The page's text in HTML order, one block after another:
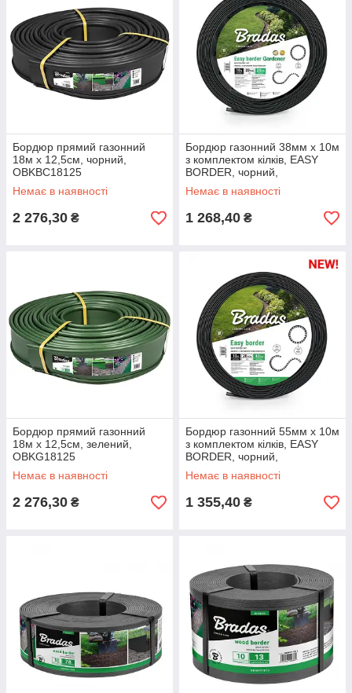
Бордюр прямий газонний
18м х 12,5см, чорний,
OBKBC18125
Немає в наявності
2 276,30 ₴
Бордюр газонний 38мм х 10м
з комплектом кілків, EASY
BORDER, чорний,
OBEB3810SET
Немає в наявності
1 268,40 ₴
Бордюр прямий газонний
18м х 12,5см, зелений,
OBKG18125
Немає в наявності
2 276,30 ₴
Бордюр газонний 55мм х 10м
з комплектом кілків, EASY
BORDER, чорний,
OBEB5510SET
Немає в наявності
1 355,40 ₴